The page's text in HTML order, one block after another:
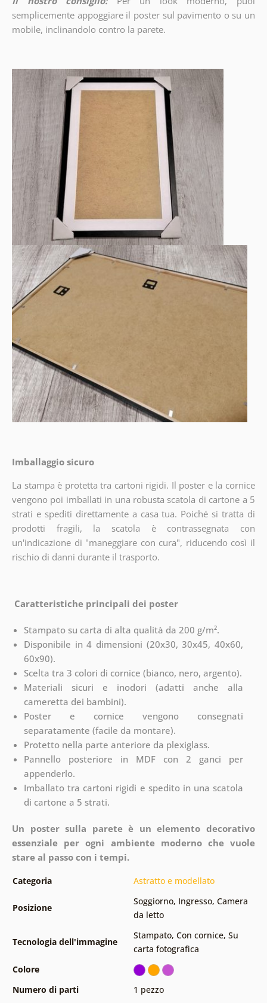
semplicemente appoggiare il poster sul pavimento o su un
mobile, inclinandolo contro la parete.
Imballaggio sicuro
La stampa è protetta tra cartoni rigidi. Il poster e la cornice
vengono poi imballati in una robusta scatola di cartone a 5
strati e spediti direttamente a casa tua. Poiché si tratta di
prodotti fragili, la scatola è contrassegnata con
un'indicazione di "maneggiare con cura", riducendo così il
rischio di danni durante il trasporto.
Caratteristiche principali dei poster
Stampato su carta di alta qualità da 200 g/m².
Disponibile in 4 dimensioni (20x30, 30x45, 40x60,
60x90).
Scelta tra 3 colori di cornice (bianco, nero, argento).
Materiali sicuri e inodori (adatti anche alla
cameretta dei bambini).
Poster e cornice vengono consegnati
separatamente (facile da montare).
Protetto nella parte anteriore da plexiglass.
Pannello posteriore in MDF con 2 ganci per
appenderlo.
Imballato tra cartoni rigidi e spedito in una scatola
di cartone a 5 strati.
Un poster sulla parete è un elemento decorativo
essenziale per ogni ambiente moderno che vuole
stare al passo con i tempi.
Categoria Astratto e modellato
Posizione
Soggiorno, Ingresso, Camera
da letto
Tecnologia dell'immagine
Stampato, Con cornice, Su
carta fotografica
Colore
Numero di parti
1 pezzo